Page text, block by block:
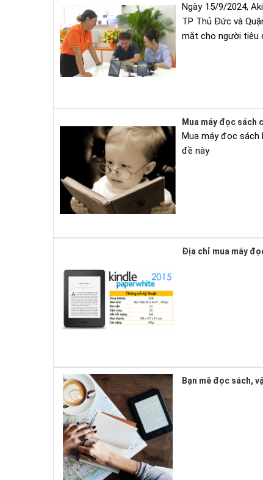
Ngày 15/9/2024,
TP Thủ Đức và
mắt cho người tiêu
Mua máy đọc sách
Mua máy đọc sách
đề này
Địa chỉ mua máy
Bạn mê đọc sách,